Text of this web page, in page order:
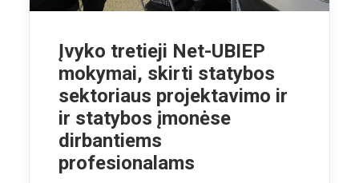
Įvyko tretieji Net-UBIEP
mokymai, skirti statybos
sektoriaus projektavimo ir
ir statybos įmonėse
dirbantiems
profesionalams